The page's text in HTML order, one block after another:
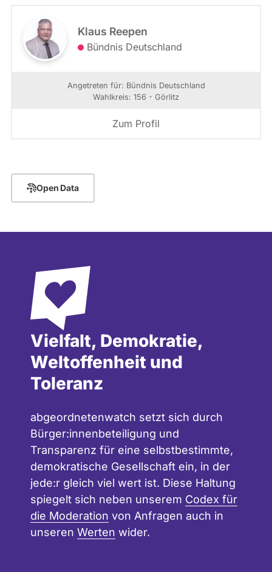
Klaus Reepen
Bündnis Deutschland
Angetreten für: Bündnis Deutschland
Wahlkreis: 156 - Görlitz
Zum Profil
Open Data
Vielfalt, Demokratie,
Weltoffenheit und
Toleranz
abgeordnetenwatch setzt sich durch
Bürger:innenbeteiligung und
Transparenz für eine selbstbestimmte,
demokratische Gesellschaft ein, in der
jede:r gleich viel wert ist. Diese Haltung
spiegelt sich neben unserem Codex für
die Moderation von Anfragen auch in
unseren Werten wider.